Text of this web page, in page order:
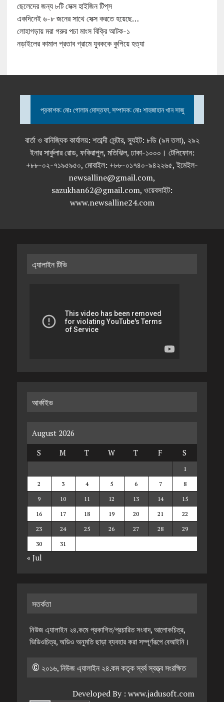
ছেলেদের জন্য ৮টি সেক্স হাইজিন টিপ্‌স
একদিনেই ৬-৮ জনের সাথে সেক্স করতে হয়েছে…
লোহাগড়ায় মরা গরুর পচা মাংস বিক্রি আটক-১
নড়াইলের কামাল প্রতাব গ্রামে যুবককে কুপিয়ে হত্যা
প্রকাশক: মোঃ গোলাম মোস্তফা, সম্পাদক: মোঃ শাহজাহান খান সাজু
বার্তা ও বানিজ্যিক কার্যালয়: শতাব্দী সেন্টার, স্যুইট: ৮ডি (৯ম তলা), ২৯২
ইনার সার্কুলার রোড, ফকিরাপুল, মতিঝিল, ঢাকা-১০০০। টেলিফোন:
+৮৮-০২-৭১৯৫৯৫০, মোবাইল: +৮৮-০১৭৪০-৯৪২২৬৫, ইমেইল-
newsalline@gmail.com,
sazukhan62@gmail.com, ওয়েবসাইট:
www.newsalline24.com
এ্যালাইন টিভি
আর্কাইভ
August 2026
S
M T W T F S
1
2
3 4 5 6 7
8
9
10 11 12 13 14
15
16
17 18 19 20 21
22
23
24 25 26 27 28
29
30
31
« Jul
সতর্কতা
নিউজ এ্যালাইন ২৪.কমে প্রকাশিত/প্রচারিত সংবাদ, আলোকচিত্র,
ভিডিওচিত্র, অডিও অনুমতি ছাড়া ব্যবহার করা সম্পূর্ণরূপে বেআইনি।
© ২০১৬, নিউজ এ্যালাইন ২৪.কম কতৃক স্বর্ব স্বত্ত্ব সংরক্ষিত
Developed By :www.jadusoft.com